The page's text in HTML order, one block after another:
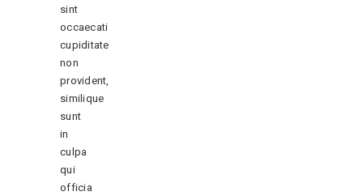
sint
occaecati
cupiditate
non
provident,
similique
sunt
in
culpa
qui
officia